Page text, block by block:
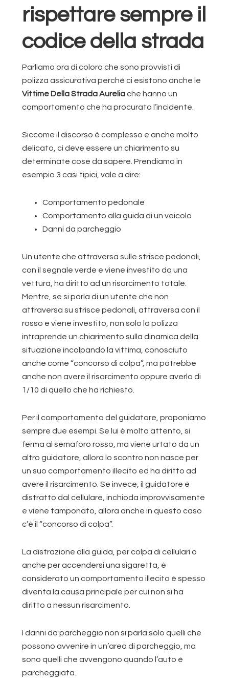
rispettare sempre il
codice della strada
Parliamo ora di coloro che sono provvisti di
polizza assicurativa perché ci esistono anche le
Vittime Della Strada Aureliache hanno un
comportamento che ha procurato l’incidente.
Siccome il discorso è complesso e anche molto
delicato, ci deve essere un chiarimento su
determinate cose da sapere. Prendiamo in
esempio 3 casi tipici, vale a dire:
Comportamento pedonale
Comportamento alla guida di un veicolo
Danni da parcheggio
Un utente che attraversa sulle strisce pedonali,
con il segnale verde e viene investito da una
vettura, ha diritto ad un risarcimento totale.
Mentre, se si parla di un utente che non
attraversa su strisce pedonali, attraversa con il
rosso e viene investito, non solo la polizza
intraprende un chiarimento sulla dinamica della
situazione incolpando la vittima, conosciuto
anche come “concorso di colpa”, ma potrebbe
anche non avere il risarcimento oppure averlo di
1/10 di quello che ha richiesto.
Per il comportamento del guidatore, proponiamo
sempre due esempi. Se lui è molto attento, si
ferma al semaforo rosso, ma viene urtato da un
altro guidatore, allora lo scontro non nasce per
un suo comportamento illecito ed ha diritto ad
avere il risarcimento. Se invece, il guidatore è
distratto dal cellulare, inchioda improvvisamente
e viene tamponato, allora anche in questo caso
c’è il “concorso di colpa”.
La distrazione alla guida, per colpa di cellulari o
anche per accendersi una sigaretta, è
considerato un comportamento illecito è spesso
diventa la causa principale per cui non si ha
diritto a nessun risarcimento.
I danni da parcheggio non si parla solo quelli che
possono avvenire in un’area di parcheggio, ma
sono quelli che avvengono quando l’auto è
parcheggiata.